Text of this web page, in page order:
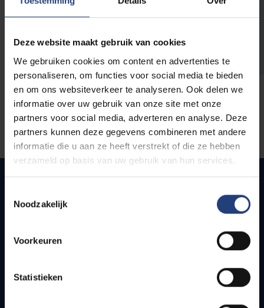
Deze website maakt gebruik van cookies
We gebruiken cookies om content en advertenties te
personaliseren, om functies voor social media te bieden
en om ons websiteverkeer te analyseren. Ook delen we
informatie over uw gebruik van onze site met onze
partners voor social media, adverteren en analyse. Deze
partners kunnen deze gegevens combineren met andere
informatie die u aan ze heeft verstrekt of die ze hebben
verzameld op basis van uw gebruik van hun services.
Noodzakelijk
Voorkeuren
Statistieken
Snel naar
Bereikbaarheid